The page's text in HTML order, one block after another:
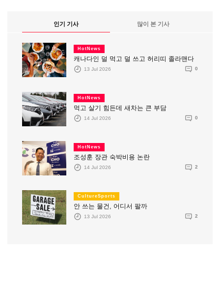
인기 기사 많이 본 기사
HotNews
캐나다인 덜 먹고 덜 쓰고 허리띠 졸라맨다
13 Jul 2026 0
HotNews
먹고 살기 힘든데 새차는 큰 부담
14 Jul 2026 0
HotNews
조성훈 장관 숙박비용 논란
14 Jul 2026 2
CultureSports
안 쓰는 물건, 어디서 팔까
13 Jul 2026 2